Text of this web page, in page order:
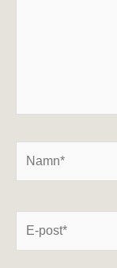
post*